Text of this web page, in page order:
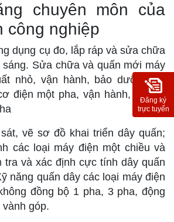
chuyên môn của
công nghiệp
dụng cụ đo, lắp ráp và sửa chữa
sáng. Sửa chữa và quấn mới máy
nhỏ, vận hành, bảo dưỡng và
điện một pha, vận hành, bảo trì
vẽ sơ đồ khai triển dây quấn;
các loại máy điện một chiều và
tra và xác định cực tính dây quấn
năng quấn dây các loại máy điện
đồng bộ 1 pha, 3 pha, động
góp.
Đăng ký
trực tuyến